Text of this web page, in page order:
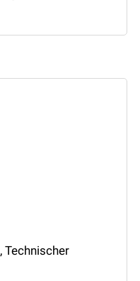
, Technischer